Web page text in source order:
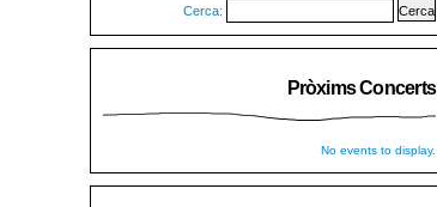
Cerca:
Pròxims Concerts
No events to display.